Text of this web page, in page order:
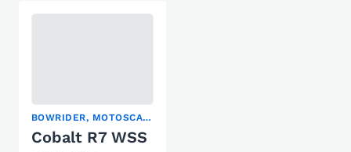
BOWRIDER, MOTOSCAFO
Cobalt R7 WSS